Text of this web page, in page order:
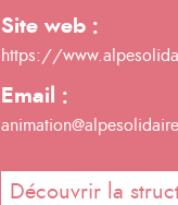
Site web :
https://
Email :
Découvrir la